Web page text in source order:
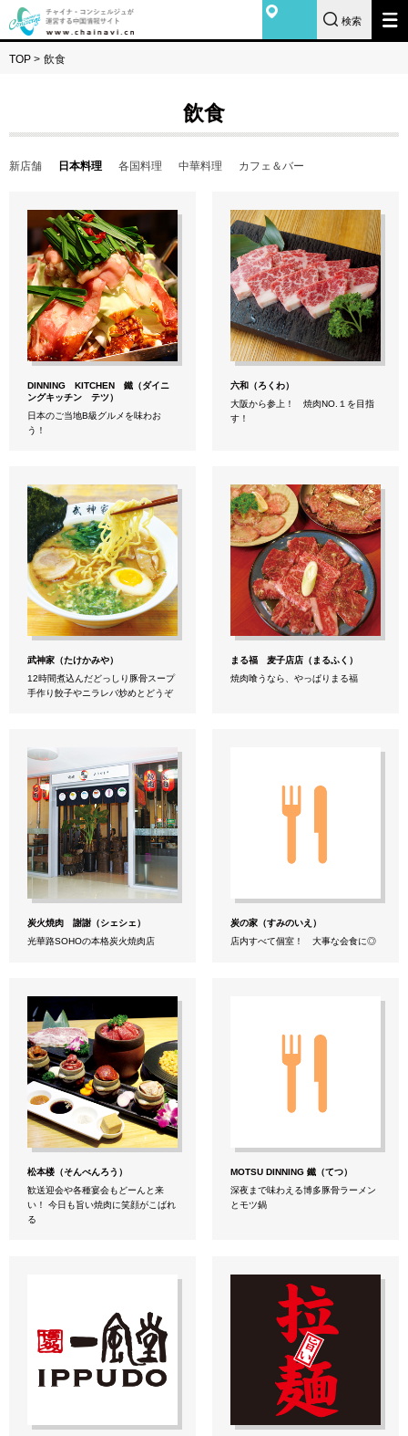
検索
TOP > 飲食
飲食
新店舗 日本料理 各国料理 中華料理 カフェ＆バー
DINNING KITCHEN 鐵（ダイニ
ングキッチン テツ）
日本のご当地B級グルメを味わお
う！
六和（ろくわ）
大阪から参上！ 焼肉NO.１を目指
す！
武神家（たけかみや）
12時間煮込んだどっしり豚骨スープ
手作り餃子やニラレバ炒めとどうぞ
まる福 麦子店店（まるふく）
焼肉喰うなら、やっぱりまる福
炭火焼肉 謝謝（シェシェ）
光華路SOHOの本格炭火焼肉店
炭の家（すみのいえ）
店内すべて個室！ 大事な会食に◎
松本楼（そんべんろう）
歓送迎会や各種宴会もどーんと来
い！ 今日も旨い焼肉に笑顔がこばれ
る
MOTSU DINNING 鐵（てつ）
深夜まで味わえる博多豚骨ラーメン
とモツ鍋